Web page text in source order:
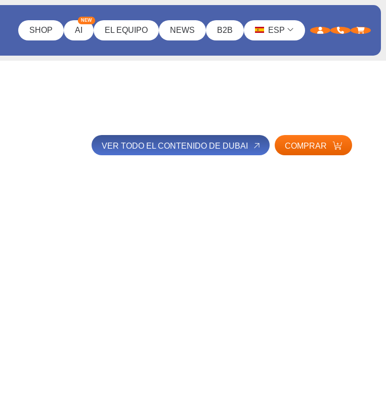
SHOP AI
NEW
EL EQUIPO NEWS B2B ESP
VER TODO EL CONTENIDO DE DUBAI COMPRAR